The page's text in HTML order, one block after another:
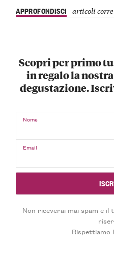
APPROFONDISCI articoli
Scopri per primo
in regalo la
degustazione.
Nome
Email
Non riceverai mai spam e
Rispettiamo